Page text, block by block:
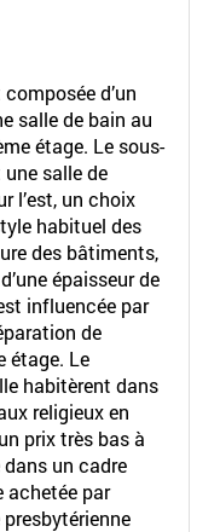
d’un
salle de bain au
étage. Le sous-
salle de
l’est, un choix
habituel des
des bâtiments,
épaisseur de
influencée par
de
étage. Le
habitèrent dans
religieux en
prix très bas à
un cadre
achetée par
presbytérienne